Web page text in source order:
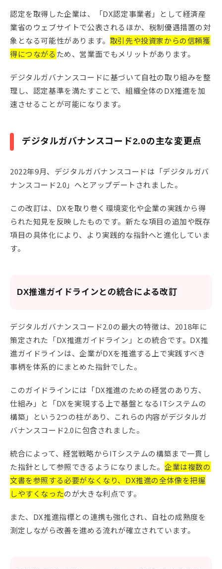
認定を取得した企業は、「DX認定事業者」として経済産
業省のウェブサイトで公表されるほか、税制優遇措置の対
象となる可能性があります。 取引先や投資家からの信頼獲
得につながる ため、営業面でもメリットがあります。
デジタルガバナンスコードに基づいて自社の取り組みを整
理し、認定基準を満たすことで、組織全体のDX推進を加
速させることが可能になります。
デジタルガバナンスコード2.0の主な変更点
2022年9月、デジタルガバナンスコードは「デジタルガバ
ナンスコード2.0」へとアップデートされました。
この改訂は、DXを取り巻く環境変化や企業の実践から得
られた知見を反映したものです。新たな項目の追加や既存
項目の具体化により、より実践的な指針へと進化していま
す。
DX推進ガイドラインとの統合による改訂
デジタルガバナンスコード2.0の最大の特徴は、2018年に
策定された「DX推進ガイドライン」との統合です。DX推
進ガイドラインは、企業がDXを推進する上で実践すべき
事柄を体系的にまとめた指針でした。
このガイドラインには「DX推進のための経営のあり方、
仕組み」と「DXを実現する上で基盤となるITシステムの
構築」という2つの柱があり、これらの内容がデジタルガ
バナンスコード2.0に包含されました。
統合によって、経営戦略からITシステムの構築まで一貫し
た指針として参照できるようになりました。 企業は複数の
文書を参照する必要がなくなり、DX推進の全体像を把握
しやすくなったのが大きな利点です。
また、DX推進指標との連携も強化され、自社の成熟度を
測定しながら改善を進める流れが確立されています。